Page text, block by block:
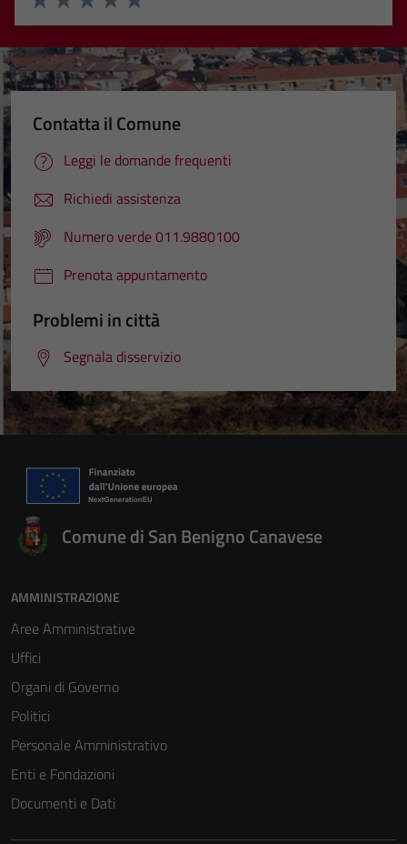
Valuta 5 stelle su 5
Valuta 4 stelle su 5
Valuta 3 stelle su 5
Valuta 2 stelle su 5
Valuta 1 stelle su 5
Contatta il Comune
Leggi le domande frequenti
Richiedi assistenza
Numero verde 011.9880100
Prenota appuntamento
Problemi in città
Segnala disservizio
Comune di San Benigno Canavese
AMMINISTRAZIONE
Aree Amministrative
Uffici
Organi di Governo
Politici
Personale Amministrativo
Enti e Fondazioni
Documenti e Dati